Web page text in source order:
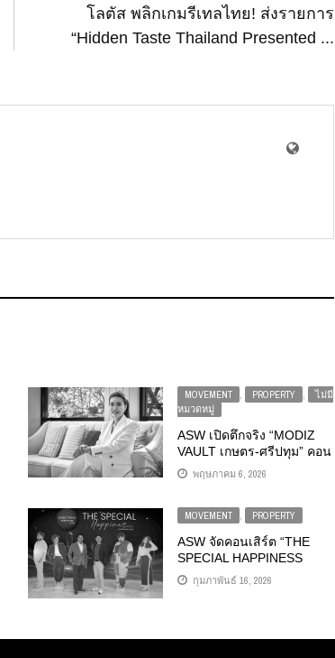
โลตัส พลิกเกมรีเทลไทย! ส่งรายการ
“Hidden Taste Thailand Presented ...
MOVEMENT PROPERTY
ไม่มี
หมวดหมู่
ASW เปิดตึกจริง “MODIZ
VAULT เกษตร-ศรีปทุม” คอน
โด PET-FRIENDLY สร้าง
เสร็จใหม่ ติดรั้ว ม.เกษตร
จัดเต็มสุดในย่านส่วนกลาง
พฤษภาคม 6, 2026
MOVEMENT , PROPERTY
ASW จัดคอนเสิร์ต “THE
SPECIAL HAPPINESS
CONCERT VOL.2” แทนคำ
ขอบคุณผู้ถือหุ้นกู้ ส่ง 4 ศิลปิน
คลูซีฟ
กุมภาพันธ์ 16, 2026